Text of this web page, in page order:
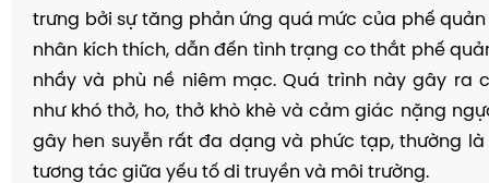
trưng bởi sự tăng phản ứng quá mức của phế
nhân kích thích, dẫn đến tình trạng co thắt phế
nhầy và phù nề niêm mạc. Quá trình này gây ra
như khó thở, ho, thở khò khè và cảm giác nặng
gây hen suyễn rất đa dạng và phức tạp, thường
tương tác giữa yếu tố di truyền và môi trường.